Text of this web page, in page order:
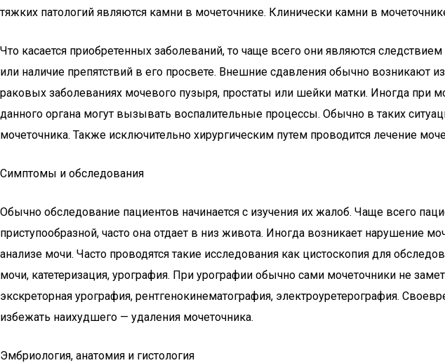
тяжких патологий являются камни в мочеточнике. Клинически камни в
Что касается приобретенных заболеваний, то чаще всего они являются
или наличие препятствий в его просвете. Внешние сдавления обычно возникают
раковых заболеваниях мочевого пузыря, простаты или шейки матки. Иногда при
данного органа могут вызывать воспалительные процессы. Обычно в таких
мочеточника. Также исключительно хирургическим путем проводится лечение
Симптомы и обследования
Обычно обследование пациентов начинается с изучения их жалоб. Чаще всего
приступообразной, часто она отдает в низ живота. Иногда возникает нарушение
анализе мочи. Часто проводятся такие исследования как цистоскопия для
мочи, катетеризация, урография. При урографии обычно сами мочеточники не
экскреторная урография, рентгенокинематография, электроуретерография.
избежать наихудшего — удаления мочеточника.
Эмбриология, анатомия и гистология